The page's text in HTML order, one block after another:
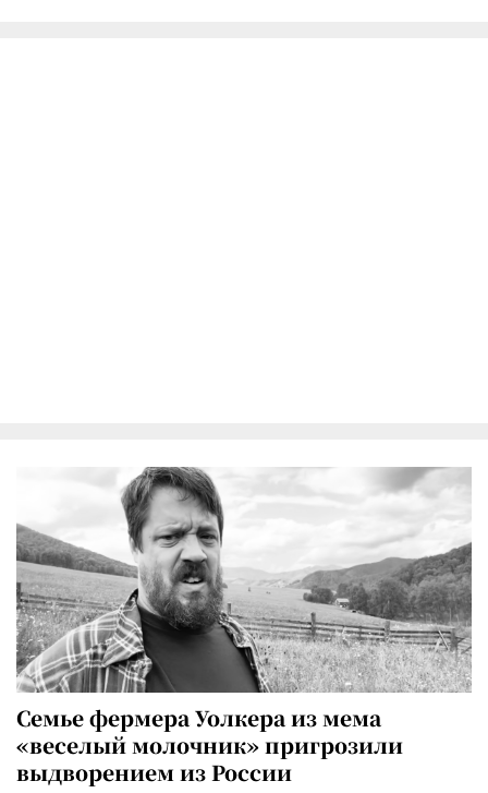
Семье фермера Уолкера из мема
«веселый молочник» пригрозили
выдворением из России